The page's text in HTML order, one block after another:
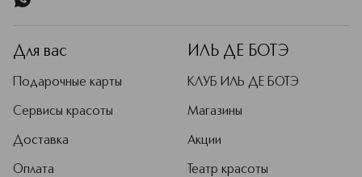
Для вас
Подарочные карты
Сервисы красоты
Доставка
Оплата
ИЛЬ ДЕ БОТЭ
КЛУБ ИЛЬ ДЕ БОТЭ
Магазины
Акции
Театр красоты